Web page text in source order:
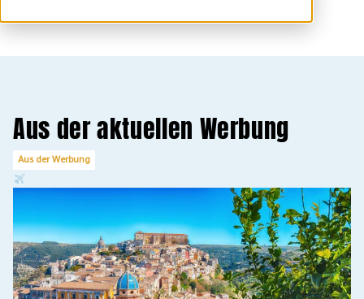
Aus der aktuellen Werbung
Aus der Werbung